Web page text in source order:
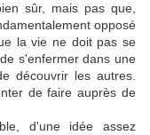
sûr, mais pas que,
opposé
la vie ne doit pas se
s'enfermer dans une
découvrir les autres.
de faire auprès de
d'une idée assez